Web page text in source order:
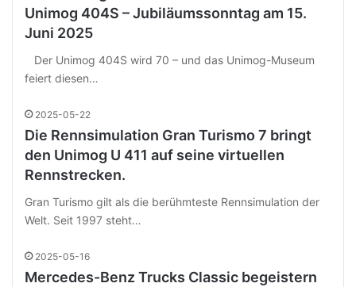
Unimog 404S – Jubiläumssonntag am 15.
Juni 2025
Der Unimog 404S wird 70 – und das Unimog-Museum
feiert diesen…
2025-05-22
Die Rennsimulation Gran Turismo 7 bringt
den Unimog U 411 auf seine virtuellen
Rennstrecken.
Gran Turismo gilt als die berühmteste Rennsimulation der
Welt. Seit 1997 steht…
2025-05-16
Mercedes-Benz Trucks Classic begeistern